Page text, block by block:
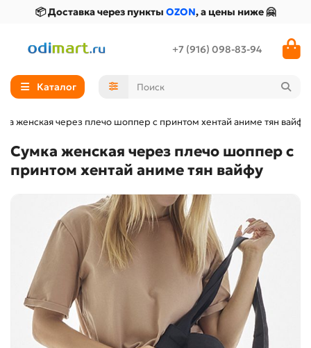
📦 Доставка через пункты OZON, а цены ниже 🤗
+7 (916) 098-83-94
Каталог
женская через плечо шоппер с принтом хентай аниме тян вайфу
Сумка женская через плечо шоппер с
принтом хентай аниме тян вайфу